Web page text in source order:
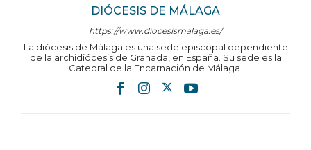
DIÓCESIS DE MÁLAGA
https://www.diocesismalaga.es/
La diócesis de Málaga es una sede episcopal dependiente
de la archidiócesis de Granada, en España. Su sede es la
Catedral de la Encarnación de Málaga.